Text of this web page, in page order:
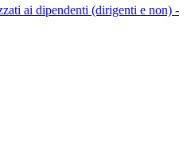
ai dipendenti (dirigenti e non) -